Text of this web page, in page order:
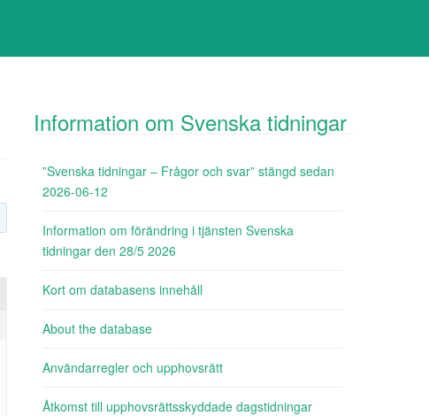
Information om Svenska tidningar
”Svenska tidningar – Frågor och svar” stängd sedan
2026-06-12
Information om förändring i tjänsten Svenska
tidningar den 28/5 2026
Kort om databasens innehåll
About the database
Användarregler och upphovsrätt
Åtkomst till upphovsrättsskyddade dagstidningar